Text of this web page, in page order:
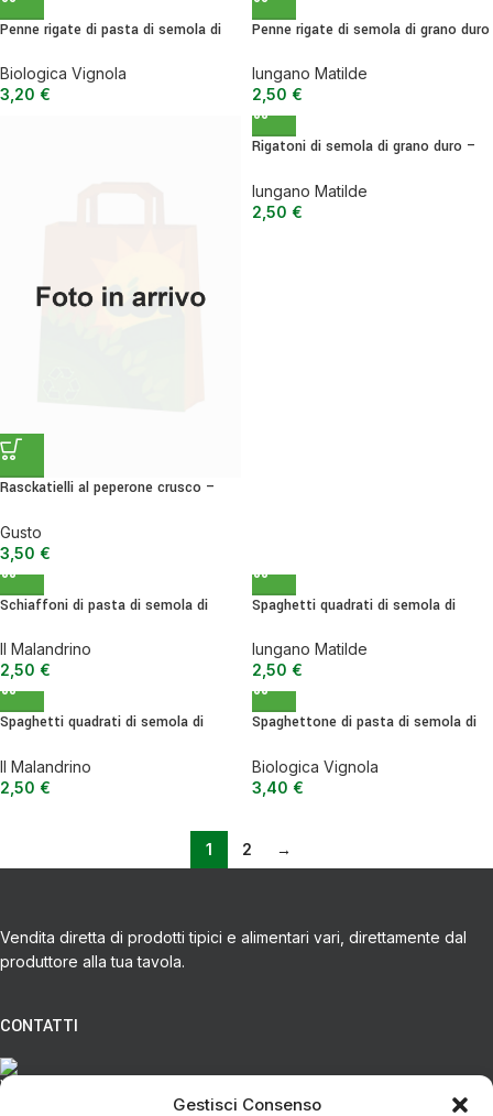
Gestisci Consenso
Penne rigate di pasta di semola di
500 g
Biologica Vignola
3,20 €
Penne rigate di semola di grano duro
Iungano Matilde
2,50 €
Rasckatielli al peperone crusco –
Gusto
3,50 €
Rigatoni di semola di grano duro –
Iungano Matilde
2,50 €
Schiaffoni di pasta di semola di
Il Malandrino
2,50 €
Spaghetti quadrati di semola di
Iungano Matilde
2,50 €
Spaghetti quadrati di semola di
Il Malandrino
2,50 €
Spaghettone di pasta di semola di
500 g
Biologica Vignola
3,40 €
1 2 →
Vendita diretta di prodotti tipici e alimentari vari, direttamente dal
produttore alla tua tavola.
CONTATTI